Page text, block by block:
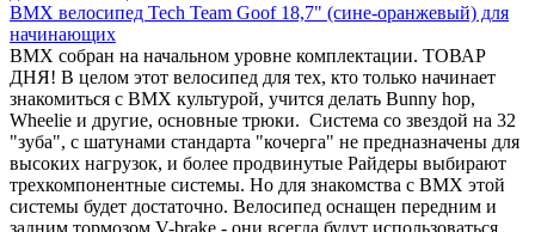
BMX велосипед Tech Team Goof 18,7" (сине-оранжевый) для
начинающих
BMX собран на начальном уровне комплектации. ТОВАР
ДНЯ! В целом этот велосипед для тех, кто только начинает
знакомиться с BMX культурой, учится делать Bunny hop,
Wheelie и другие, основные трюки. Система со звездой на 32
"зуба", с шатунами стандарта "кочерга" не предназначены для
высоких нагрузок, и более продвинутые Райдеры выбирают
трехкомпонентные системы. Но для знакомства с BMX этой
системы будет достаточно. Велосипед оснащен передним и
задним тормозом V-brake - они всегда будут использоваться,